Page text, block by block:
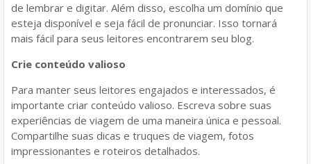
de lembrar e digitar. Além disso, escolha um domínio que
esteja disponível e seja fácil de pronunciar. Isso tornará
mais fácil para seus leitores encontrarem seu blog.
Crie conteúdo valioso
Para manter seus leitores engajados e interessados, é
importante criar conteúdo valioso. Escreva sobre suas
experiências de viagem de uma maneira única e pessoal.
Compartilhe suas dicas e truques de viagem, fotos
impressionantes e roteiros detalhados.